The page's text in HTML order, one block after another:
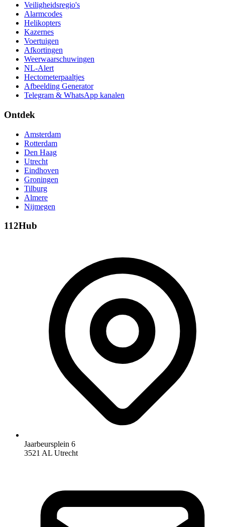
Veiligheidsregio's
Alarmcodes
Helikopters
Kazernes
Voertuigen
Afkortingen
Weerwaarschuwingen
NL-Alert
Hectometerpaaltjes
Afbeelding Generator
Telegram & WhatsApp kanalen
Ontdek
Amsterdam
Rotterdam
Den Haag
Utrecht
Eindhoven
Groningen
Tilburg
Almere
Nijmegen
112Hub
Jaarbeursplein 6
3521 AL Utrecht